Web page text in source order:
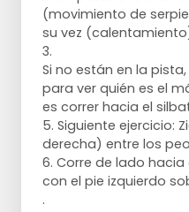
(movimiento de
su vez
3.
Si no están en la
para ver quién es el
es correr hacia el
5. Siguiente ejercicio:
derecha) entre los
6. Corre de lado
con el pie izquierdo
.